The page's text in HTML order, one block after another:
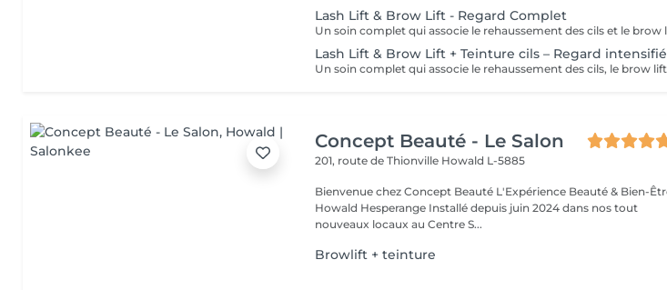
Lash Lift & Brow Lift - Regard Complet
Lash Lift & Brow Lift + Teinture cils – Regard intensifié
Concept Beauté - Le Salon
201, route de Thionville Howald L-5885
Bienvenue chez Concept Beauté L'Expérience Beauté & Bien-Être à
Howald Hesperange Installé depuis juin 2024 dans nos tout
nouveaux locaux au Centre S...
Browlift + teinture